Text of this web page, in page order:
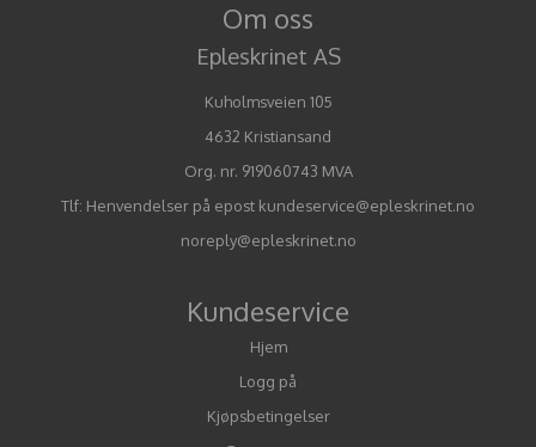
Om oss
Epleskrinet AS
Kuholmsveien 105
4632 Kristiansand
Org. nr. 919060743 MVA
Tlf: Henvendelser på epost kundeservice@epleskrinet.no
noreply@epleskrinet.no
Kundeservice
Hjem
Logg på
Kjøpsbetingelser